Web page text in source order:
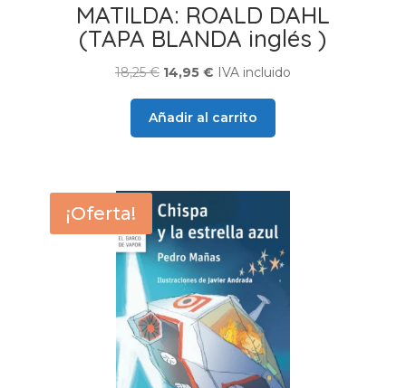
MATILDA: ROALD DAHL
(TAPA BLANDA inglés )
18,25€ El
original
era:
14,95 €El
actual
es:
IVA incluido
Añadir al carrito
¡Oferta!